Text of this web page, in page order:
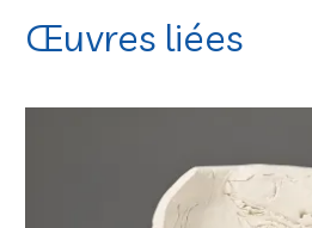
pas la matière lisse ni le
immédiatement les traces
la pétrissent. Sur la panse et
motifs sont gravés et
Œuvres liées